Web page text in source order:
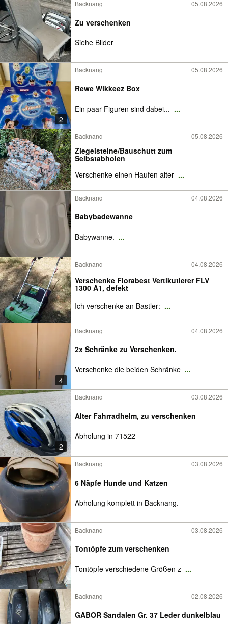
Backnang 05.08.2026
Zu verschenken
Siehe Bilder
2
Backnang 05.08.2026
Rewe Wikkeez Box
Ein paar Figuren sind dabei... ...
Backnang 05.08.2026
Ziegelsteine/Bauschutt zum
Selbstabholen
Verschenke einen Haufen alter ...
Backnang 04.08.2026
Babybadewanne
Babywanne. ...
Backnang 04.08.2026
Verschenke Florabest Vertikutierer FLV
1300 A1, defekt
Ich verschenke an Bastler: ...
4
Backnang 04.08.2026
2x Schränke zu Verschenken.
Verschenke die beiden Schränke ...
2
Backnang 03.08.2026
Alter Fahrradhelm, zu verschenken
Abholung in 71522
Backnang 03.08.2026
6 Näpfe Hunde und Katzen
Abholung komplett in Backnang.
Backnang 03.08.2026
Tontöpfe zum verschenken
Tontöpfe verschiedene Größen z ...
Backnang 02.08.2026
GABOR Sandalen Gr. 37 Leder dunkelblau